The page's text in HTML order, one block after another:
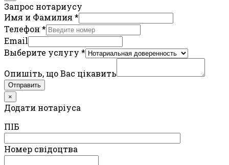
Запрос нотариусу
Имя и Фамилия *
Телефон *
Email
Выберите услугу *
Опишіть, що Вас цікавить
Отправить
×
Додати нотаріуса
ПIБ
Номер свідоцтва